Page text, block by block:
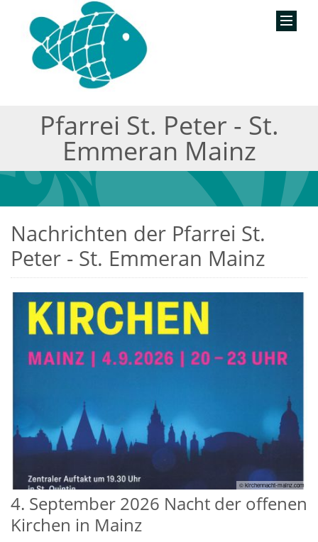
Pfarrei St. Peter - St.
Emmeran Mainz
Nachrichten der Pfarrei St.
Peter - St. Emmeran Mainz
© kirchennacht-mainz.com
4. September 2026 Nacht der offenen
Kirchen in Mainz